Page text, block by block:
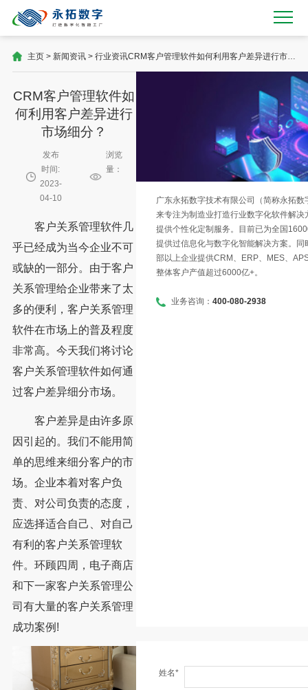
主页> 新闻资讯> 行业资讯CRM客户管理软件如何利用客户差异进行市场
细分？
CRM客户管理软件如
何利用客户差异进行
市场细分？
发布
时间:
2023-
04-10
浏览
量：
客户关系管理软件几
乎已经成为当今企业不可
或缺的一部分。由于客户
关系管理给企业带来了太
多的便利，客户关系管理
软件在市场上的普及程度
非常高。今天我们将讨论
客户关系管理软件如何通
过客户差异细分市场。
客户差异是由许多原
因引起的。我们不能用简
单的思维来细分客户的市
场。企业本着对客户负
责、对公司负责的态度，
应选择适合自己、对自己
有利的客户关系管理软
件。环顾四周，电子商店
和下一家客户关系管理公
司有大量的客户关系管理
成功案例!
广东永拓数字技术有限公司（简称永拓
来专注为制造业打造行业数字化软件解决
提供个性化定制服务。目前已为全国
提供过信息化与数字化智能解决方案。
部以上企业提供CRM、ERP、MES、
整体客户产值超过6000亿+。
业务咨询： 400-080-2938
姓名*